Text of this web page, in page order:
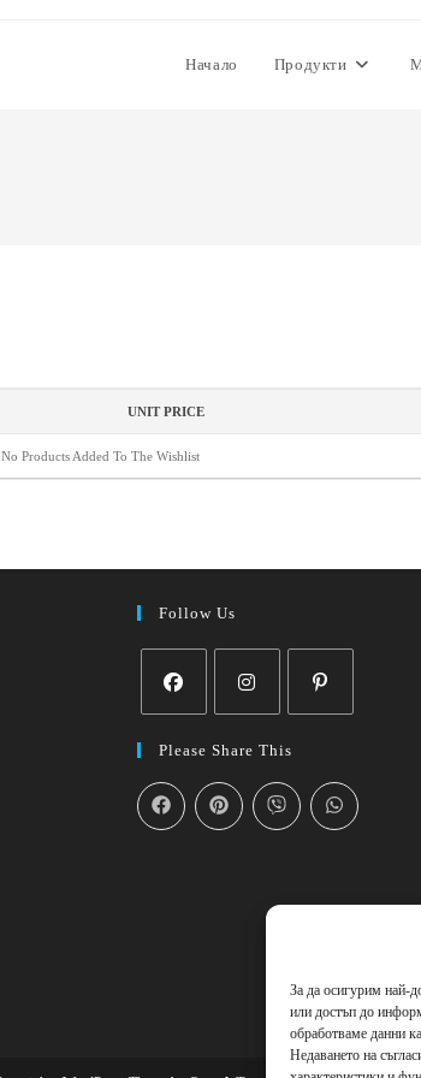
За да осигурим най-
или достъп до
обработваме данни
Недаването на
Начало Продукти
UNIT PRICE
No Products Added To The Wishlist
Follow Us
Please Share This